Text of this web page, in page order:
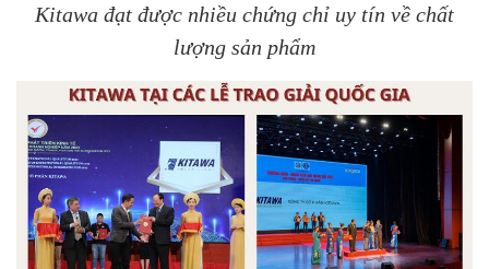
Kitawa đạt được nhiều chứng chỉ uy tín về chất
lượng sản phẩm